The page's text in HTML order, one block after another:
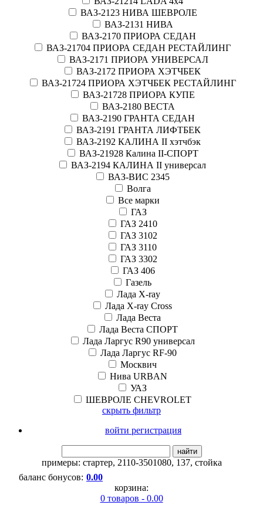
ВАЗ-2123 НИВА ШЕВРОЛЕ
ВАЗ-2131 НИВА
ВАЗ-2170 ПРИОРА СЕДАН
ВАЗ-21704 ПРИОРА СЕДАН РЕСТАЙЛИНГ
ВАЗ-2171 ПРИОРА УНИВЕРСАЛ
ВАЗ-2172 ПРИОРА ХЭТЧБЕК
ВАЗ-21724 ПРИОРА ХЭТЧБЕК РЕСТАЙЛИНГ
ВАЗ-21728 ПРИОРА КУПЕ
ВАЗ-2180 ВЕСТА
ВАЗ-2190 ГРАНТА СЕДАН
ВАЗ-2191 ГРАНТА ЛИФТБЕК
ВАЗ-2192 КАЛИНА II хэтчбэк
ВАЗ-21928 Калина II-СПОРТ
ВАЗ-2194 КАЛИНА II универсал
ВАЗ-ВИС 2345
Волга
Все марки
ГАЗ
ГАЗ 2410
ГАЗ 3102
ГАЗ 3110
ГАЗ 3302
ГАЗ 406
Газель
Лада X-ray
Лада X-ray Cross
Лада Веста
Лада Веста СПОРТ
Лада Ларгус R90 универсал
Лада Ларгус RF-90
Москвич
Нива URBAN
УАЗ
ШЕВРОЛЕ CHEVROLET
скрыть фильтр
войти регистрация
найти
примеры: стартер, 2110-3501080, 137, стойка
баланс бонусов: 0.00
корзина:
0 товаров - 0.00